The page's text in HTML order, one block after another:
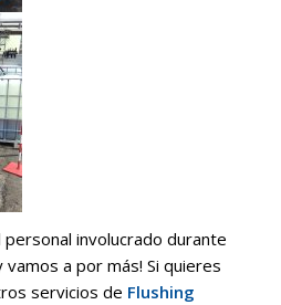
involucrado durante
a por más! Si quieres
servicios de Flushing